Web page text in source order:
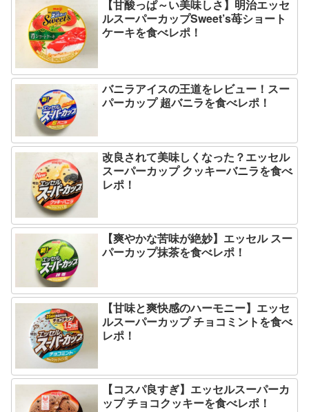
【甘酸っぱ～い美味しさ】明治エッセ
ルスーパーカップSweet’s苺ショート
ケーキを食べレポ！
バニラアイスの王道をレビュー！スー
パーカップ 超バニラを食べレポ！
改良されて美味しくなった？エッセル
スーパーカップ クッキーバニラを食べ
レポ！
【爽やかな苦味が絶妙】エッセル スー
パーカップ抹茶を食べレポ！
【甘味と爽快感のハーモニー】エッセ
ルスーパーカップ チョコミントを食べ
レポ！
【コスパ良すぎ】エッセルスーパーカ
ップ チョコクッキーを食べレポ！